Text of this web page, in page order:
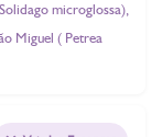
microglossa),
Miguel ( Petrea